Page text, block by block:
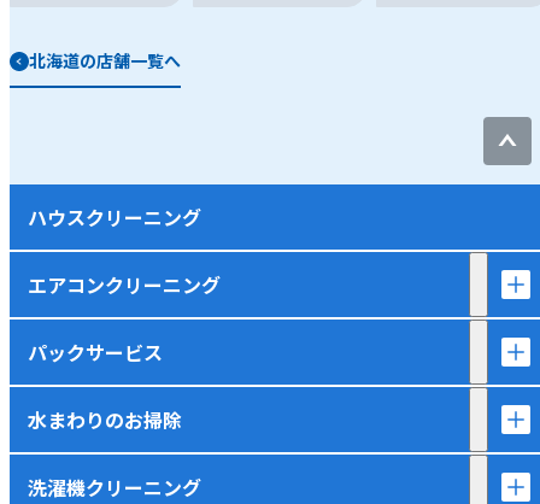
北海道の店舗一覧へ
ハウスクリーニング
エアコンクリーニング
パックサービス
水まわりのお掃除
洗濯機クリーニング